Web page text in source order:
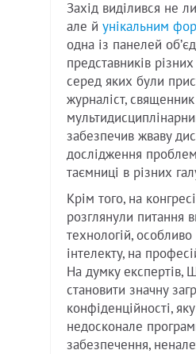
Захід виділився не
але й унікальним
одна із панелей
представників
серед яких були
журналіст, священник
забезпечив жваву
дослідження
таємниці в різних
Крім того, на
розглянули питання
технологій,
інтелекту, на
На думку експертів,
становити значну
конфіденційності,
недосконале
забезпечення,